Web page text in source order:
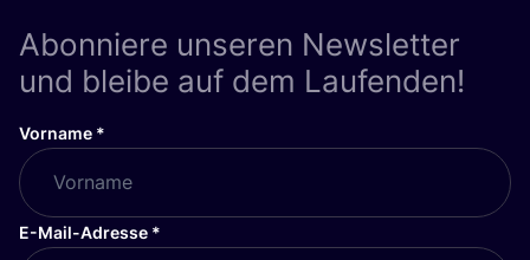
Abonniere unseren Newsletter
und bleibe auf dem Laufenden!
Vorname *
E-Mail-Adresse *